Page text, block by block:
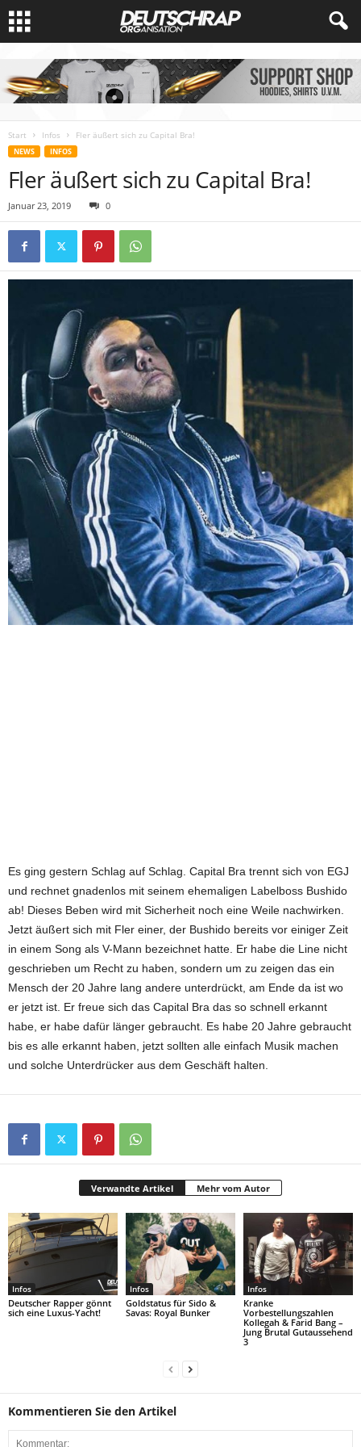
Start Infos Fler äußert sich zu Capital Bra!
NEWS INFOS
Fler äußert sich zu Capital Bra!
Januar 23, 2019 0
Es ging gestern Schlag auf Schlag. Capital Bra trennt sich von EGJ
und rechnet gnadenlos mit seinem ehemaligen Labelboss Bushido
ab! Dieses Beben wird mit Sicherheit noch eine Weile nachwirken.
Jetzt äußert sich mit Fler einer, der Bushido bereits vor einiger Zeit
in einem Song als V-Mann bezeichnet hatte. Er habe die Line nicht
geschrieben um Recht zu haben, sondern um zu zeigen das ein
Mensch der 20 Jahre lang andere unterdrückt, am Ende da ist wo
er jetzt ist. Er freue sich das Capital Bra das so schnell erkannt
habe, er habe dafür länger gebraucht. Es habe 20 Jahre gebraucht
bis es alle erkannt haben, jetzt sollten alle einfach Musik machen
und solche Unterdrücker aus dem Geschäft halten.
Verwandte Artikel Mehr vom Autor
Infos
Deutscher Rapper gönnt
sich eine Luxus-Yacht!
Infos
Goldstatus für Sido &
Savas: Royal Bunker
Infos
Kranke
Vorbestellungszahlen
Kollegah & Farid Bang –
Jung Brutal Gutaussehend
3
Kommentieren Sie den Artikel